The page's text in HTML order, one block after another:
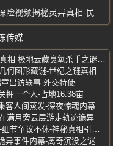
频揭秘灵异真相-民雄鬼屋
传媒
何图形藏谜-世纪之谜真相
出访轶事-外交特使
押一个人-占地16.38亩
客人间蒸发-深夜惊魂内幕
满月旁云层游走轨迹诡异
异事件内幕-离奇沉没之谜